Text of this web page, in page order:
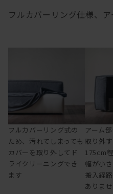
フルカバーリング仕様、
フルカバーリング式の
ため、汚れてしまっても
カバーを取り外してド
ライクリーニングでき
ます
アーム
取り外
175cm
幅が小
搬入経
ありま